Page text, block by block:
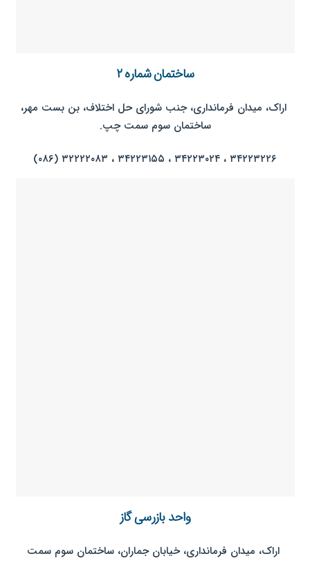
ساختمان شماره ۲
اراک، میدان فرمانداری، جنب شورای حل اختلاف، بن بست مهر،
ساختمان سوم سمت چپ.
۳۴۲۲۳۲۲۶ ، ۳۴۲۲۳۰۲۴ ، ۳۴۲۲۳۱۵۵ ، ۳۲۲۲۲۰۸۳ (۰۸۶)
واحد بازرسی گاز
اراک، میدان فرمانداری، خیابان جماران، ساختمان سوم سمت